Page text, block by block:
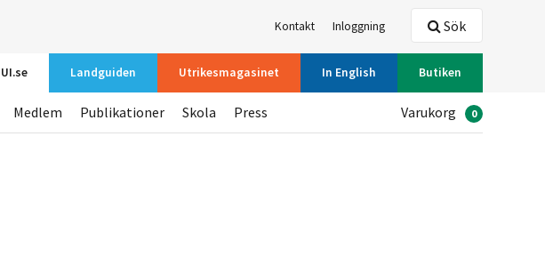
Kontakt Inloggning
UI.se Landguiden Utrikesmagasinet In English Butiken
Sök
Medlem Publikationer Skola Press Varukorg 0